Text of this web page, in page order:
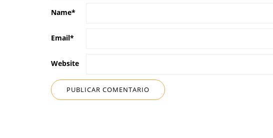
Name*
Email*
Website